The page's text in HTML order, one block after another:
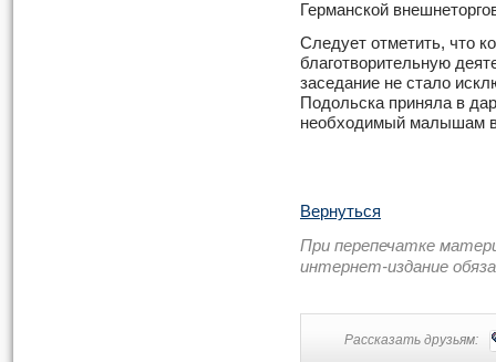
Германской
Следует отметить, что
благотворительную
заседание не стало
Подольска приняла в
необходимый малышам
Вернуться
При перепечатке
интернет-издание
Рассказать друзьям: